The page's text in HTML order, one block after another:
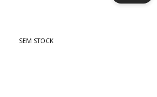
SEM STOCK